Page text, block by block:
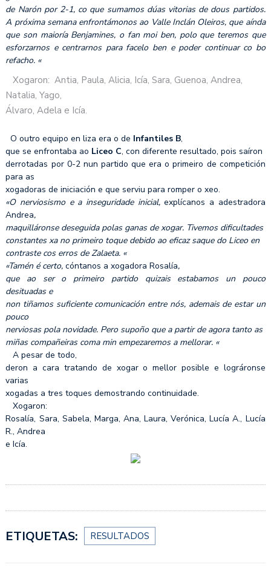
de Narón por 2-1, co que sumamos dúas vitorias de dous partidos.
A próxima semana enfrontámonos ao Valle Inclán Oleiros, que aínda
que son maioría Benjamines, o fan moi ben, polo que teremos que
esforzarnos e centrarnos para facelo ben e poder continuar co bo
refacho. «
Xogaron: Antia, Paula, Alicia, Icía, Sara, Guenoa, Andrea,
Natalia, Yago,
Álvaro, Adela e Icía.
O outro equipo en liza era o de Infantiles B,
que se enfrontaba ao Liceo C, con diferente resultado, pois saíron
derrotadas por 0-2 nun partido que era o primeiro de competición
para as
xogadoras de iniciación e que serviu para romper o xeo.
«O nerviosismo e a inseguridade inicial,explícanos a adestradora
Andrea,
maquilláronse deseguida polas ganas de xogar. Tivemos dificultades
constantes xa no primeiro toque debido ao eficaz saque do Liceo en
contraste cos erros de Zalaeta. «
«Tamén é certo,cóntanos a xogadora Rosalía,
que ao ser o primeiro partido quizais estabamos un pouco
desituadas e
non tiñamos suficiente comunicación entre nós, ademais de estar un
pouco
nerviosas pola novidade. Pero supoño que a partir de agora tanto as
miñas compañeiras coma min empezaremos a mellorar. «
A pesar de todo,
deron a cara tratando de xogar o mellor posible e lográronse
varias
xogadas a tres toques demostrando continuidade.
Xogaron:
Rosalía, Sara, Sabela, Marga, Ana, Laura, Verónica, Lucía A., Lucía
R., Andrea
e Icía.
ETIQUETAS: RESULTADOS